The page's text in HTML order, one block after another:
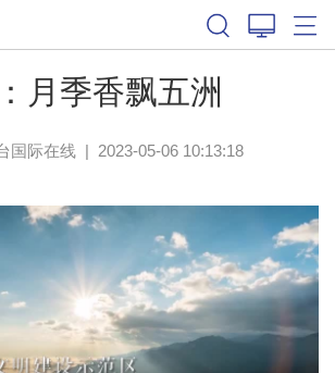
月季香飘五洲
国际在线| 2023-05-06 10:13:18